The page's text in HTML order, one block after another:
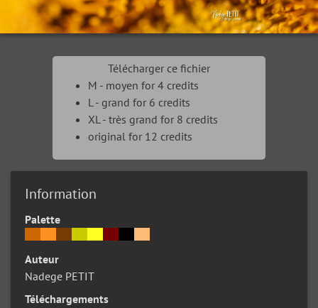
Télécharger ce fichier
M - moyen for 4 credits
L - grand for 6 credits
XL - très grand for 8 credits
original for 12 credits
Information
Palette
Auteur
Nadege PETIT
Téléchargements